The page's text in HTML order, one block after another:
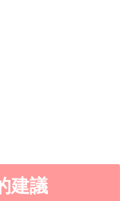
建議